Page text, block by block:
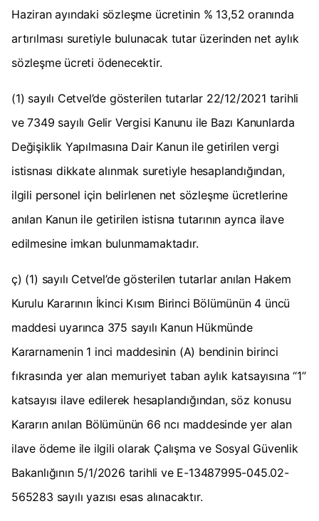
Haziran ayındaki sözleşme ücretinin % 13,52 oranında
artırılması suretiyle bulunacak tutar üzerinden net aylık
sözleşme ücreti ödenecektir.
(1) sayılı Cetvel’de gösterilen tutarlar 22/12/2021 tarihli
ve 7349 sayılı Gelir Vergisi Kanunu ile Bazı Kanunlarda
Değişiklik Yapılmasına Dair Kanun ile getirilen vergi
istisnası dikkate alınmak suretiyle hesaplandığından,
ilgili personel için belirlenen net sözleşme ücretlerine
anılan Kanun ile getirilen istisna tutarının ayrıca ilave
edilmesine imkan bulunmamaktadır.
ç) (1) sayılı Cetvel’de gösterilen tutarlar anılan Hakem
Kurulu Kararının İkinci Kısım Birinci Bölümünün 4 üncü
maddesi uyarınca 375 sayılı Kanun Hükmünde
Kararnamenin 1 inci maddesinin (A) bendinin birinci
fıkrasında yer alan memuriyet taban aylık katsayısına “1”
katsayısı ilave edilerek hesaplandığından, söz konusu
Kararın anılan Bölümünün 66 ncı maddesinde yer alan
ilave ödeme ile ilgili olarak Çalışma ve Sosyal Güvenlik
Bakanlığının 5/1/2026 tarihli ve E-13487995-045.02-
565283 sayılı yazısı esas alınacaktır.